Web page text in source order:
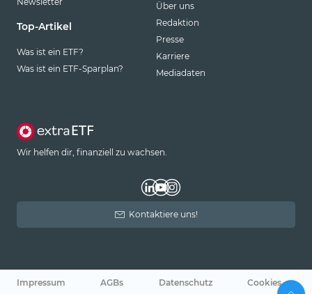
Top-Artikel
Was ist ein ETF?
Was ist ein ETF-Sparplan?
Über uns
Redaktion
Presse
Karriere
Mediadaten
Wir helfen dir, finanziell zu wachsen.
Kontaktiere uns!
Impressum AGBs Datenschutz Cookies